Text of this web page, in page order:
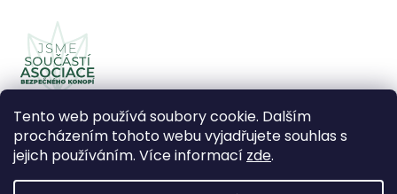
Tento web používá soubory cookie. Dalším
procházením tohoto webu vyjadřujete souhlas s
jejich používáním. Více informací zde.